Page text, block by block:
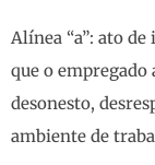
Alínea “a”: ato
que o
desonesto,
ambiente de